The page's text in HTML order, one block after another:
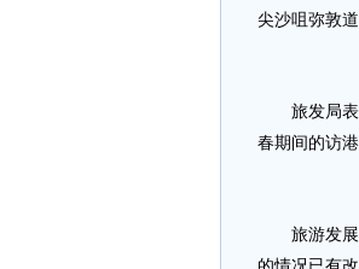
尖沙咀弥敦道
旅发局表示
春期间的访
旅游发展局